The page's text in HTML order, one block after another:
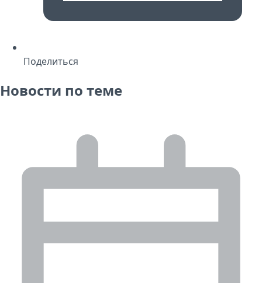
Поделиться
Новости по теме